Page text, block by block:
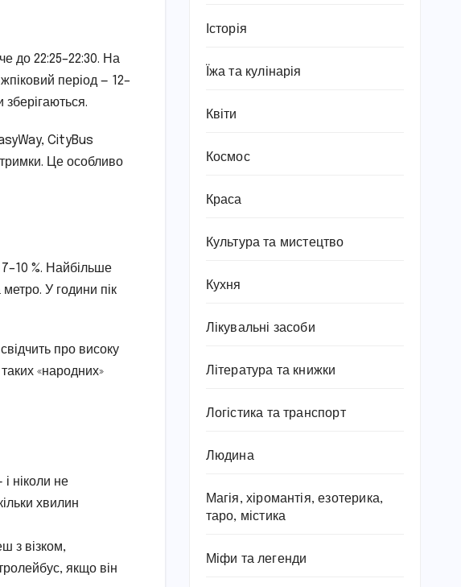
до 22:25–22:30. На
період — 12–
CityBus
Це особливо
%. Найбільше
У години пік
про високу
«народних»
ніколи не
хвилин
з візком,
якщо він
Історія
Їжа та кулінарія
Квіти
Космос
Краса
Культура та мистецтво
Кухня
Лікувальні засоби
Література та книжки
Логістика та транспорт
Людина
Магія, хіромантія, езотерика,
таро, містика
Міфи та легенди